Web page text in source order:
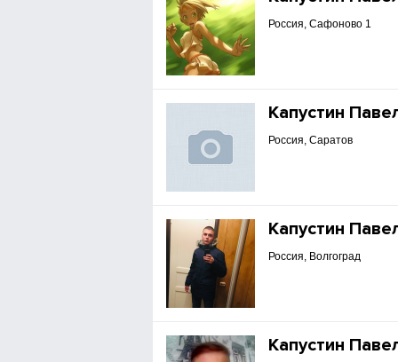
Россия, Сафоново 1
Капустин
Россия, Саратов
Капустин
Россия, Волгоград
Капустин